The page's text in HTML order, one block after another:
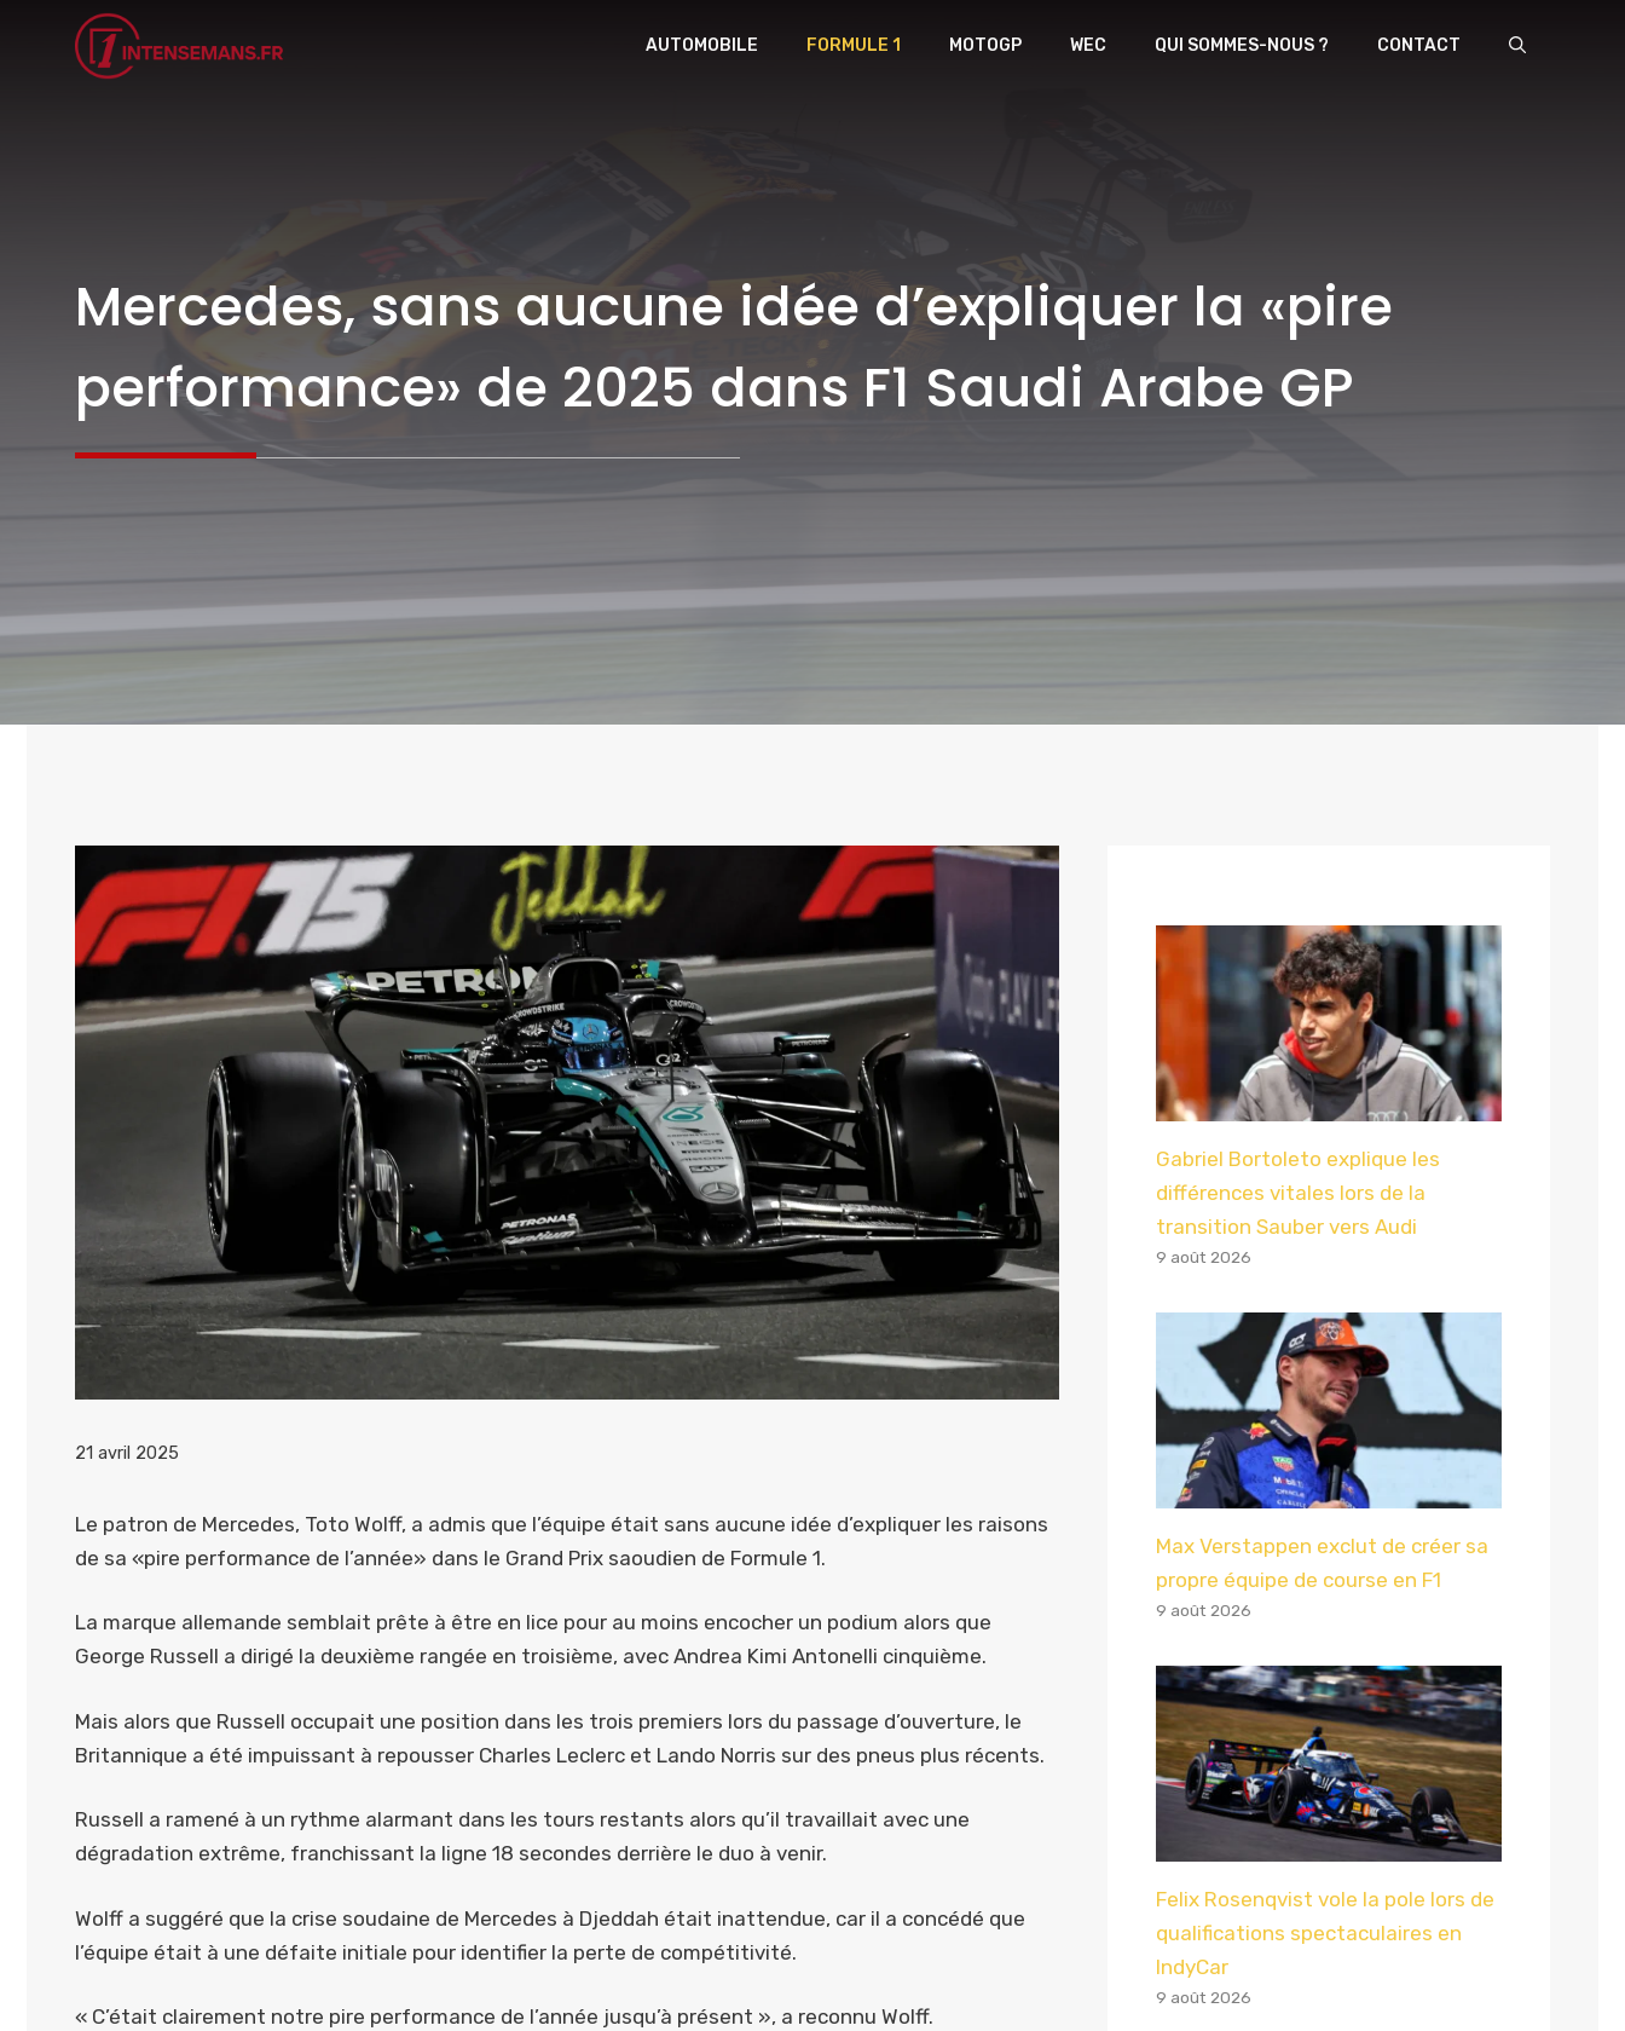
AUTOMOBILE FORMULE 1 MOTOGP WEC QUI SOMMES-NOUS ? CONTACT
Mercedes, sans aucune idée d’expliquer la «pire
performance» de 2025 dans F1 Saudi Arabe GP
21 avril 2025
Le patron de Mercedes, Toto Wolff, a admis que l’équipe était sans aucune idée d’expliquer les raisons
de sa «pire performance de l’année» dans le Grand Prix saoudien de Formule 1.
La marque allemande semblait prête à être en lice pour au moins encocher un podium alors que
George Russell a dirigé la deuxième rangée en troisième, avec Andrea Kimi Antonelli cinquième.
Mais alors que Russell occupait une position dans les trois premiers lors du passage d’ouverture, le
Britannique a été impuissant à repousser Charles Leclerc et Lando Norris sur des pneus plus récents.
Russell a ramené à un rythme alarmant dans les tours restants alors qu’il travaillait avec une
dégradation extrême, franchissant la ligne 18 secondes derrière le duo à venir.
Wolff a suggéré que la crise soudaine de Mercedes à Djeddah était inattendue, car il a concédé que
l’équipe était à une défaite initiale pour identifier la perte de compétitivité.
« C’était clairement notre pire performance de l’année jusqu’à présent », a reconnu Wolff.
Gabriel Bortoleto explique les
différences vitales lors de la
transition Sauber vers Audi
9 août 2026
Max Verstappen exclut de créer sa
propre équipe de course en F1
9 août 2026
Felix Rosenqvist vole la pole lors de
qualifications spectaculaires en
IndyCar
9 août 2026